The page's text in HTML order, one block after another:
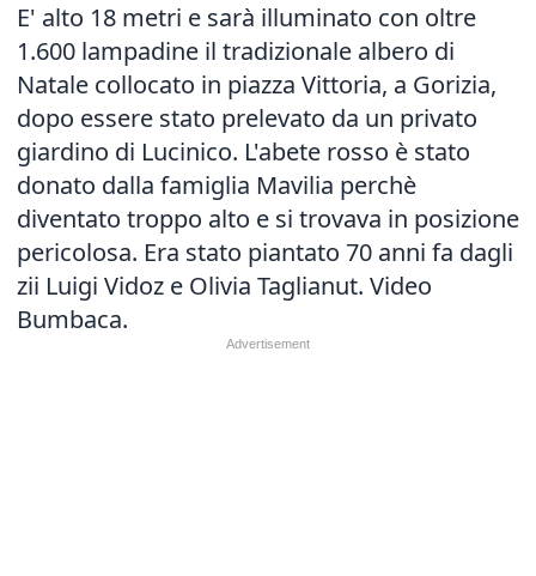
E' alto 18 metri e sarà illuminato con oltre
1.600 lampadine il tradizionale albero di
Natale collocato in piazza Vittoria, a Gorizia,
dopo essere stato prelevato da un privato
giardino di Lucinico. L'abete rosso è stato
donato dalla famiglia Mavilia perchè
diventato troppo alto e si trovava in posizione
pericolosa. Era stato piantato 70 anni fa dagli
zii Luigi Vidoz e Olivia Taglianut. Video
Bumbaca.